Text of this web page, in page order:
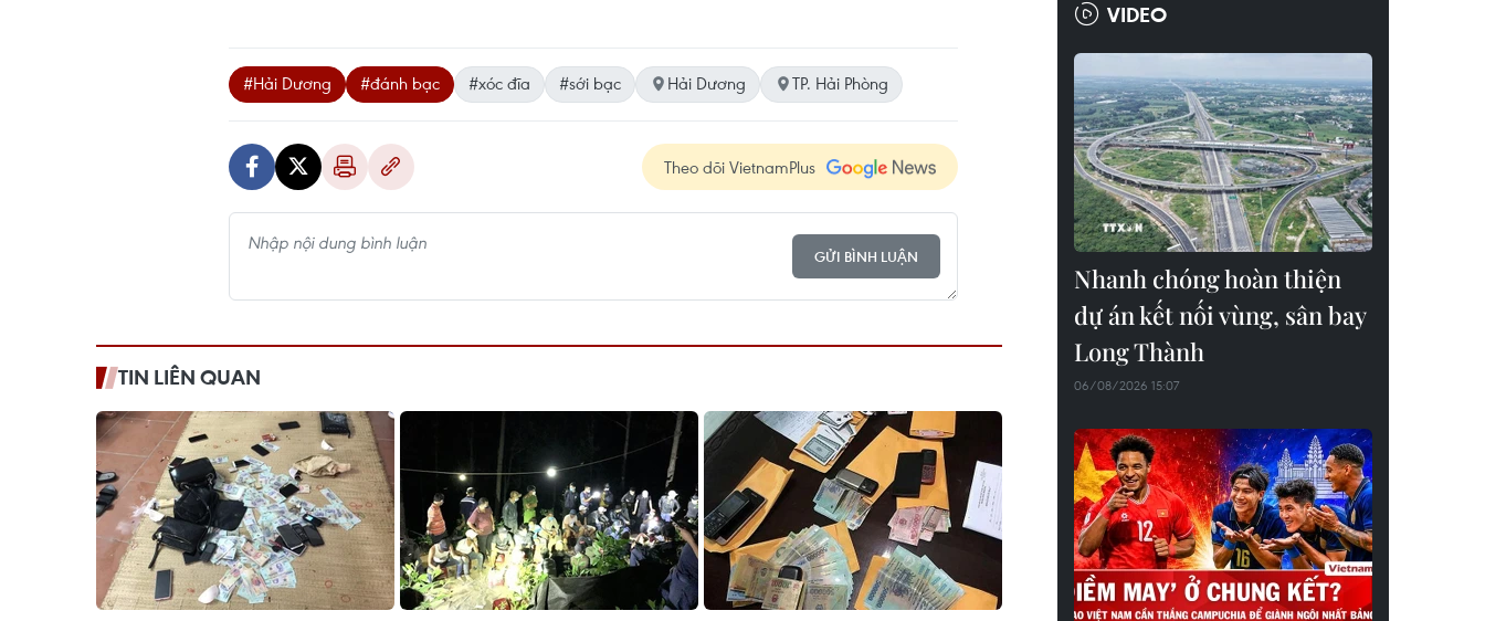
#Hải Dương #đánh bạc #xóc đĩa #sới bạc Hải Dương TP. Hải Phòng
Theo dõi VietnamPlus
GỬI BÌNH LUẬN
TIN LIÊN QUAN
VIDEO
Nhanh chóng hoàn thiện
dự án kết nối vùng, sân bay
Long Thành
06/08/2026 15:07